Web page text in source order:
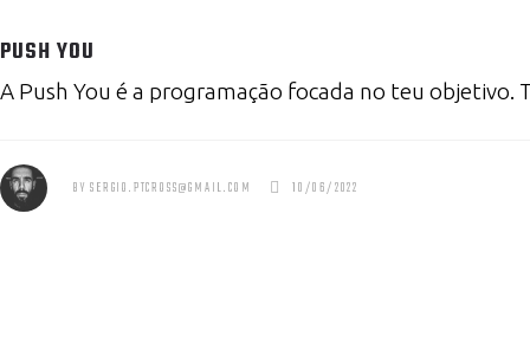
PUSH YOU
A Push You é a programação focada no teu objetivo.
BYSERGIO.PTCROSS@GMAIL.COM 10/06/2022